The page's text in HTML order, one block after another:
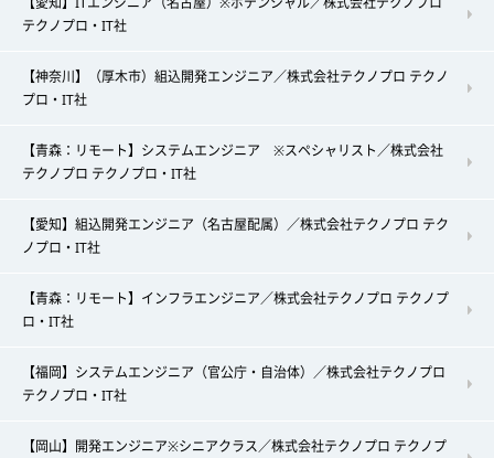
テクノプロ・IT社
【神奈川】（厚木市）組込開発エンジニア／株式会社テクノプロ テクノ
プロ・IT社
【青森：リモート】システムエンジニア ※スペシャリスト／株式会社
テクノプロ テクノプロ・IT社
【愛知】組込開発エンジニア（名古屋配属）／株式会社テクノプロ テク
ノプロ・IT社
【青森：リモート】インフラエンジニア／株式会社テクノプロ テクノプ
ロ・IT社
【福岡】システムエンジニア（官公庁・自治体）／株式会社テクノプロ
テクノプロ・IT社
【岡山】開発エンジニア※シニアクラス／株式会社テクノプロ テクノプ